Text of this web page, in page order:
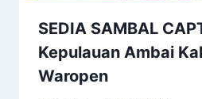
SEDIA SAMBAL
Kepulauan Ambai
Waropen